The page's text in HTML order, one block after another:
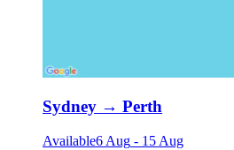
Sydney → Perth
Available6 Aug - 15 Aug